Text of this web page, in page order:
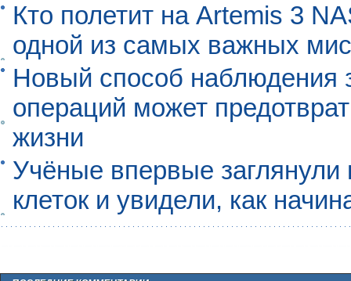
Кто полетит на Artemis 3
одной из самых важных
Новый способ наблюдения
операций может
жизни
Учёные впервые
клеток и увидели, как